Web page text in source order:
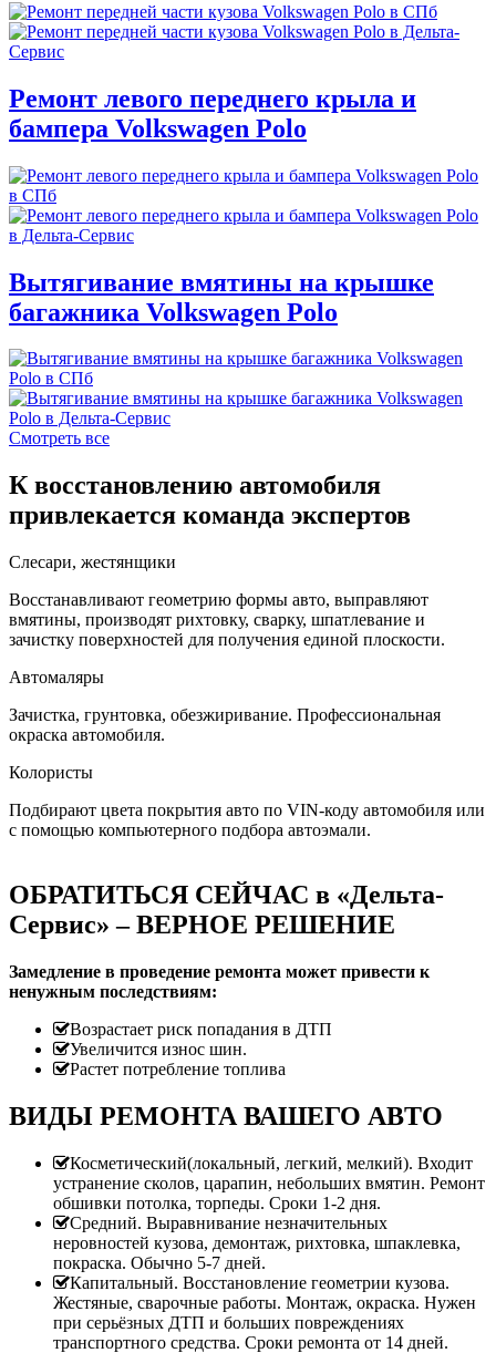
Ремонт левого переднего крыла и
бампера Volkswagen Polo
Вытягивание вмятины на крышке
багажника Volkswagen Polo
Смотреть все
К восстановлению автомобиля
привлекается команда экспертов
Слесари, жестянщики
Восстанавливают геометрию формы авто, выправляют
вмятины, производят рихтовку, сварку, шпатлевание и
зачистку поверхностей для получения единой плоскости.
Автомаляры
Зачистка, грунтовка, обезжиривание. Профессиональная
окраска автомобиля.
Колористы
Подбирают цвета покрытия авто по VIN-коду автомобиля или
с помощью компьютерного подбора автоэмали.
ОБРАТИТЬСЯ СЕЙЧАС в «Дельта-
Сервис» – ВЕРНОЕ РЕШЕНИЕ
Замедление в проведение ремонта может привести к
ненужным последствиям:
Возрастает риск попадания в ДТП
Увеличится износ шин.
Растет потребление топлива
ВИДЫ РЕМОНТА ВАШЕГО АВТО
Косметический(локальный, легкий, мелкий). Входит
устранение сколов, царапин, небольших вмятин. Ремонт
обшивки потолка, торпеды. Сроки 1-2 дня.
Средний. Выравнивание незначительных
неровностей кузова, демонтаж, рихтовка, шпаклевка,
покраска. Обычно 5-7 дней.
Капитальный. Восстановление геометрии кузова.
Жестяные, сварочные работы. Монтаж, окраска. Нужен
при серьёзных ДТП и больших повреждениях
транспортного средства. Сроки ремонта от 14 дней.